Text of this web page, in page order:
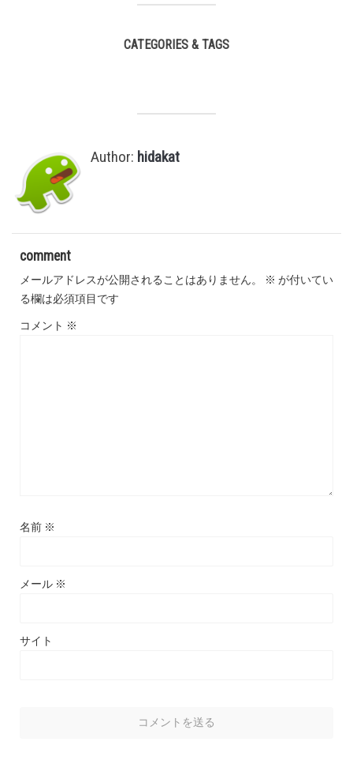
CATEGORIES & TAGS
Author: hidakat
comment
メールアドレスが公開されることはありません。 ※ が付いてい
る欄は必須項目です
コメント ※
名前 ※
メール ※
サイト